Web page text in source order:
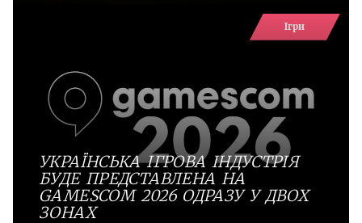
Ігри
УКРАЇНСЬКА ІГРОВА ІНДУСТРІЯ
БУДЕ ПРЕДСТАВЛЕНА НА
GAMESCOM 2026 ОДРАЗУ У ДВОХ
ЗОНАХ